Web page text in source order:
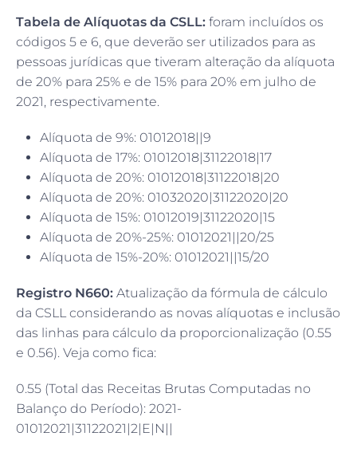
Tabela de Alíquotas da CSLL: foram incluídos os
códigos 5 e 6, que deverão ser utilizados para as
pessoas jurídicas que tiveram alteração da alíquota
de 20% para 25% e de 15% para 20% em julho de
2021, respectivamente.
Alíquota de 9%: 01012018||9
Alíquota de 17%: 01012018|31122018|17
Alíquota de 20%: 01012018|31122018|20
Alíquota de 20%: 01032020|31122020|20
Alíquota de 15%: 01012019|31122020|15
Alíquota de 20%-25%: 01012021||20/25
Alíquota de 15%-20%: 01012021||15/20
Registro N660: Atualização da fórmula de cálculo
da CSLL considerando as novas alíquotas e inclusão
das linhas para cálculo da proporcionalização (0.55
e 0.56). Veja como fica:
0.55 (Total das Receitas Brutas Computadas no
Balanço do Período): 2021-
01012021|31122021|2|E|N||